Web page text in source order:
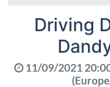
Driving
11/09/2021
(